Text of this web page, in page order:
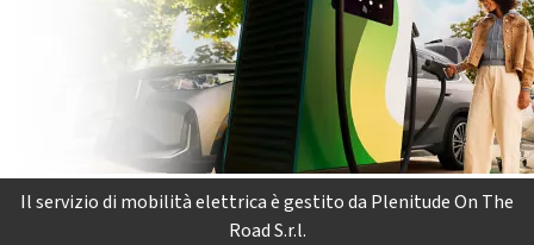
Il servizio di mobilità elettrica è gestito da Plenitude On The
Road S.r.l.